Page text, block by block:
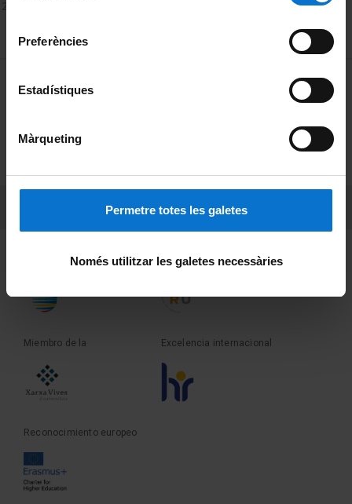
Preferències
Estadístiques
Màrqueting
Permetre totes les galetes
Només utilitzar les galetes necessàries
MENÚ PEU 1
Política de Cookies
Privacidad y términos
Miembro de la Excelencia internacional
Reconocimiento europeo